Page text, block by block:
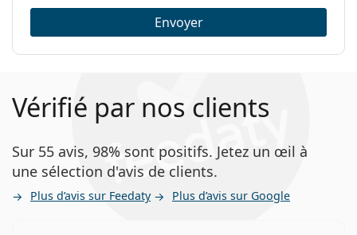
Envoyer
Vérifié par nos clients
Sur 55 avis, 98% sont positifs. Jetez un œil à
une sélection d'avis de clients.
Plus d’avis sur Feedaty Plus d’avis sur Google